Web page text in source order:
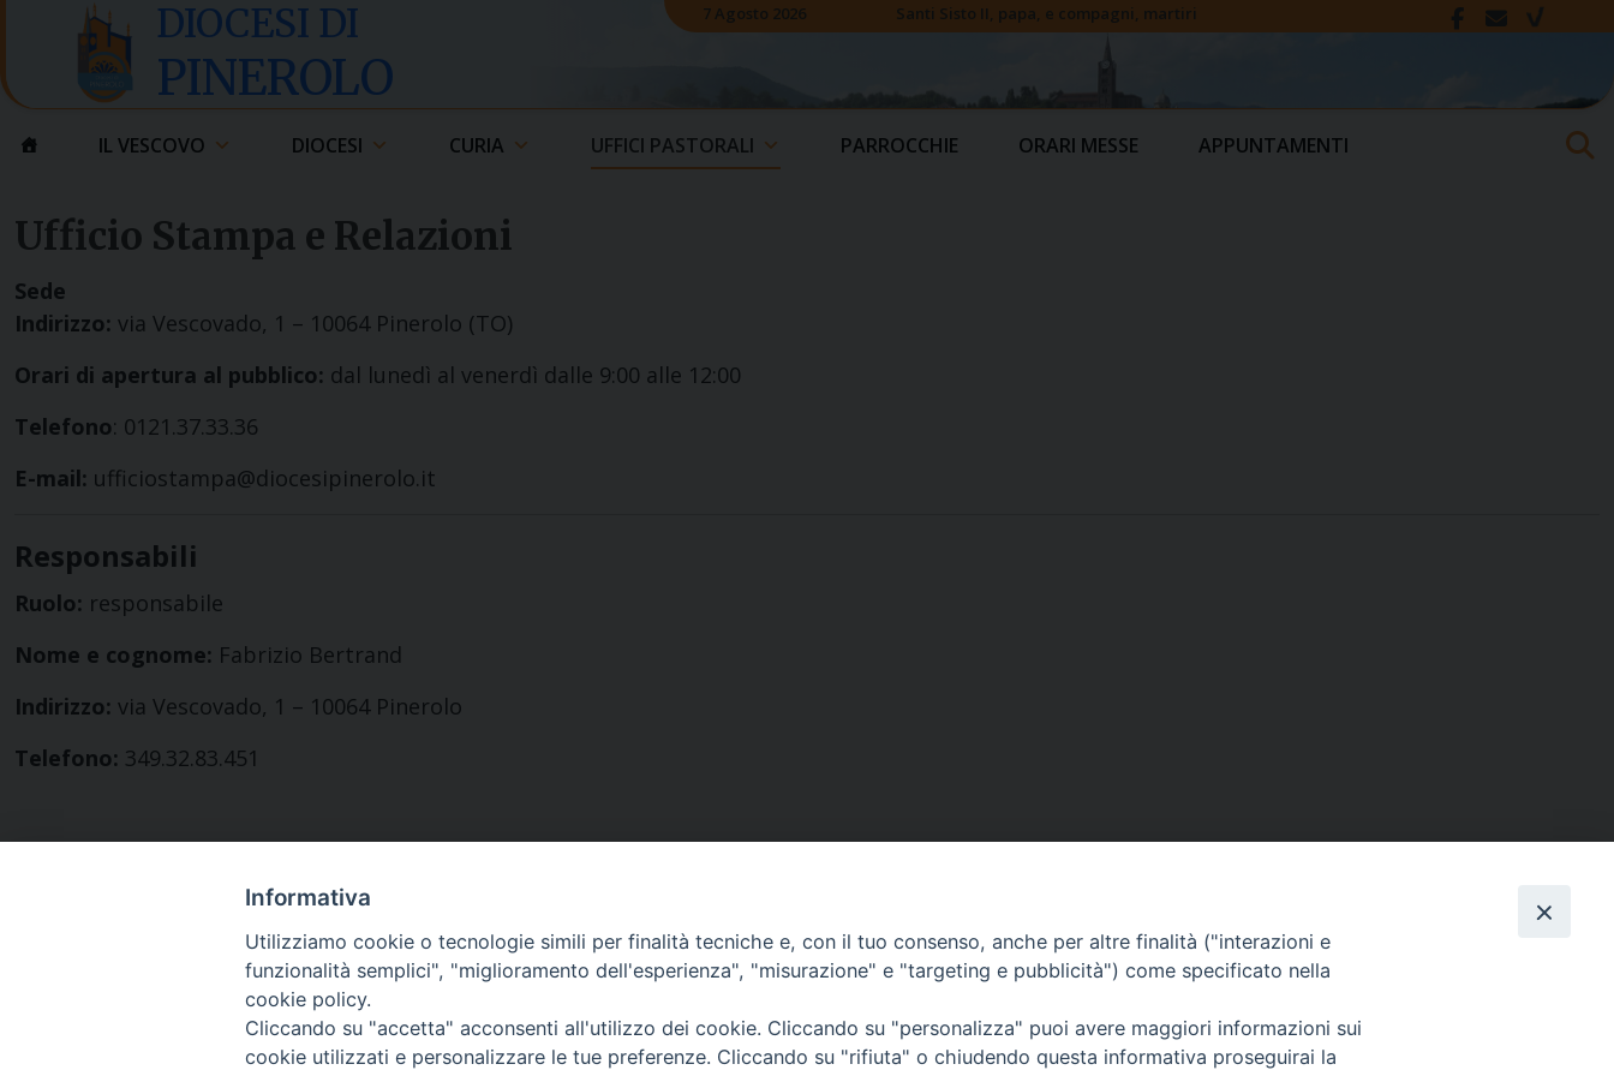
content
DIOCESI DI
PINEROLO
7 Agosto 2026 Santi Sisto II, papa, e compagni, martiri
IL VESCOVO DIOCESI CURIA UFFICI PASTORALI PARROCCHIE ORARI MESSE APPUNTAMENTI
Ufficio Stampa e Relazioni
Sede
Indirizzo: via Vescovado, 1 – 10064 Pinerolo (TO)
Orari di apertura al pubblico: dal lunedì al venerdì dalle 9:00 alle 12:00
Telefono: 0121.37.33.36
E-mail: ufficiostampa@diocesipinerolo.it
Responsabili
Ruolo: responsabile
Nome e cognome: Fabrizio Bertrand
Indirizzo: via Vescovado, 1 – 10064 Pinerolo
Telefono: 349.32.83.451
Diocesi di Pinerolo
Via Vescovado, 1 – 10064 Pinerolo
Lunedì, Mercoledì e Venerdì: ore 9:15 – 11:30;
Informativa
Utilizziamo cookie o tecnologie simili per finalità tecniche e, con il tuo consenso, anche per altre finalità ("interazioni e
funzionalità semplici", "miglioramento dell'esperienza", "misurazione" e "targeting e pubblicità") come specificato nella
cookie policy.
Cliccando su "accetta" acconsenti all'utilizzo dei cookie. Cliccando su "personalizza" puoi avere maggiori informazioni sui
cookie utilizzati e personalizzare le tue preferenze. Cliccando su "rifiuta" o chiudendo questa informativa proseguirai la